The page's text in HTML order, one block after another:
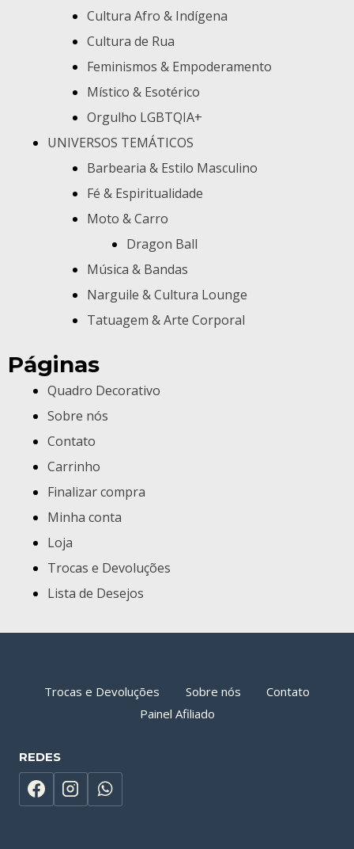
Cultura Afro & Indígena
Cultura de Rua
Feminismos & Empoderamento
Místico & Esotérico
Orgulho LGBTQIA+
UNIVERSOS TEMÁTICOS
Barbearia & Estilo Masculino
Fé & Espiritualidade
Moto & Carro
Dragon Ball
Música & Bandas
Narguile & Cultura Lounge
Tatuagem & Arte Corporal
Páginas
Quadro Decorativo
Sobre nós
Contato
Carrinho
Finalizar compra
Minha conta
Loja
Trocas e Devoluções
Lista de Desejos
Trocas e Devoluções Sobre nós
Contato
Painel Afiliado
REDES